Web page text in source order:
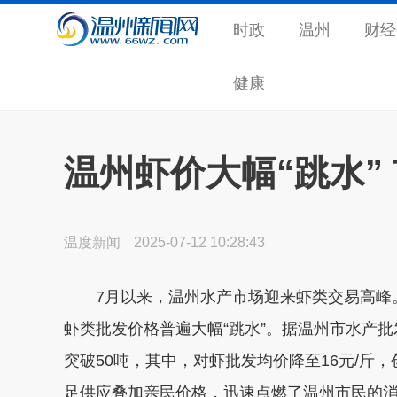
时政 温州 财经
健康
温州虾价大幅“跳水”
温度新闻 2025-07-12 10:28:43
7月以来，温州水产市场迎来虾类交易高峰
虾类批发价格普遍大幅“跳水”。据温州市水产
突破50吨，其中， 对虾批发均价降至16元/斤
足供应叠加亲民价格，迅速点燃了温州市民的